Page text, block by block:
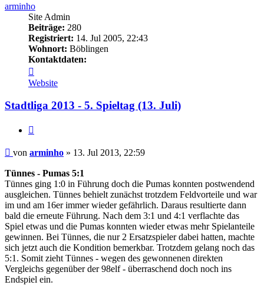
arminho
Site Admin
Beiträge: 280
Registriert: 14. Jul 2005, 22:43
Wohnort: Böblingen
Kontaktdaten:
von
arminho
Website
Stadtliga 2013 - 5. Spieltag (13. Juli)
Beitrag
von arminho » 13. Jul 2013, 22:59
Tünnes - Pumas 5:1
Tünnes ging 1:0 in Führung doch die Pumas konnten postwendend
ausgleichen. Tünnes behielt zunächst trotzdem Feldvorteile und war
im und am 16er immer wieder gefährlich. Daraus resultierte dann
bald die erneute Führung. Nach dem 3:1 und 4:1 verflachte das
Spiel etwas und die Pumas konnten wieder etwas mehr Spielanteile
gewinnen. Bei Tünnes, die nur 2 Ersatzspieler dabei hatten, machte
sich jetzt auch die Kondition bemerkbar. Trotzdem gelang noch das
5:1. Somit zieht Tünnes - wegen des gewonnenen direkten
Vergleichs gegenüber der 98elf - überraschend doch noch ins
Endspiel ein.